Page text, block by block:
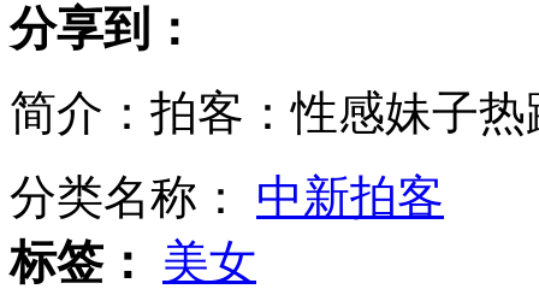
日企川崎重工将向英军提供发动机部件
《喜羊羊》被批暴力粗俗
分享到：
简介：拍客：性感妹子热
分类名称： 中新拍客
标签：
美女